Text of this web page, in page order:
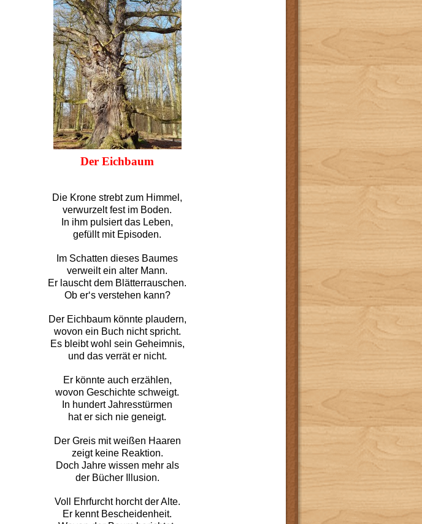
Der Eichbaum
Die Krone strebt zum Himmel,
verwurzelt fest im Boden.
In ihm pulsiert das Leben,
gefüllt mit Episoden.
Im Schatten dieses Baumes
verweilt ein alter Mann.
Er lauscht dem Blätterrauschen.
Ob er‘s verstehen kann?
Der Eichbaum könnte plaudern,
wovon ein Buch nicht spricht.
Es bleibt wohl sein Geheimnis,
und das verrät er nicht.
Er könnte auch erzählen,
wovon Geschichte schweigt.
In hundert Jahresstürmen
hat er sich nie geneigt.
Der Greis mit weißen Haaren
zeigt keine Reaktion.
Doch Jahre wissen mehr als
der Bücher Illusion.
Voll Ehrfurcht horcht der Alte.
Er kennt Bescheidenheit.